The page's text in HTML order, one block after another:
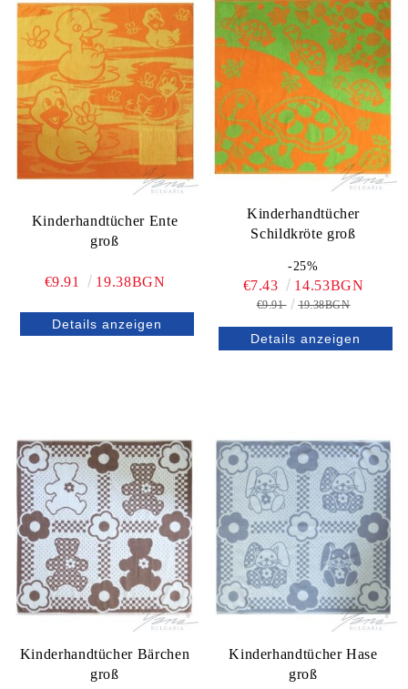
Kinderhandtücher Ente
groß
€9.91 19.38BGN
Details anzeigen
Kinderhandtücher
Schildkröte groß
-25%
€7.43 14.53BGN
€9.91 19.38BGN
Details anzeigen
Kinderhandtücher Bärchen
groß
Kinderhandtücher Hase
groß